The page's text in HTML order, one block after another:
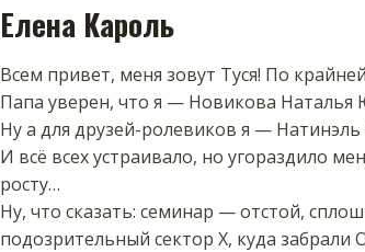
Елена Кароль
Всем привет, меня зовут Туся! По
Папа уверен, что я — Новикова Наталья
Ну а для друзей-ролевиков я —
И всё всех устраивало, но угораздило
росту…
Ну, что сказать: семинар — отстой,
подозрительный сектор Х, куда забрали